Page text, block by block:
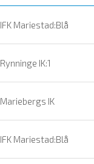
IFK Mariestad:Blå
Rynninge IK:1
Mariebergs IK
IFK Mariestad:Blå